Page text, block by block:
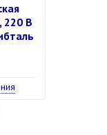
220 В